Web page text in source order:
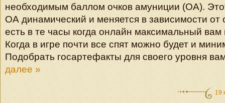
необходимым баллом очков амуниции (ОА).
ОА динамический и меняется в зависимости от
есть в те часы когда онлайн максимальный
Когда в игре почти все спят можно будет и
Подобрать госартефакты для своего уровня
далее »
19